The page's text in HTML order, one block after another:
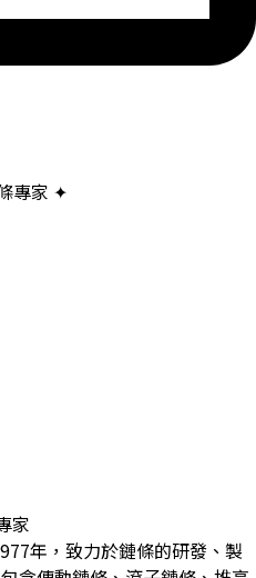
專家 ✦
家
年，致力於鏈條的研發、製